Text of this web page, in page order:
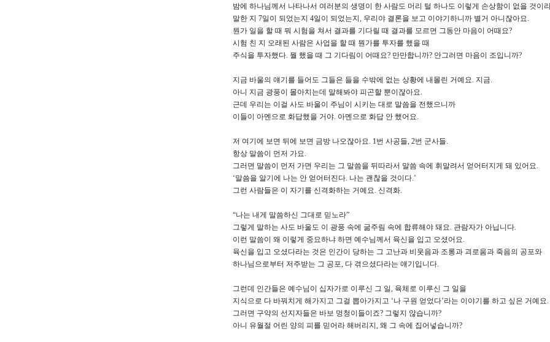
밤에 하나님께서 나타나서 여러분의 생명이 한 사람도 머리 털 하나도 이렇게 손상함이 없을 것이
말한 지 7일이 되었는지 4일이 되었는지, 우리야 결론을 보고 이야기하니까 별거 아니잖아요.
뭔가 일을 할 때 뭐 시험을 쳐서 결과를 기다릴 때 결과를 모르면 그동안 마음이 어때요?
시험 친 지 오래된 사람은 사업을 할 때 뭔가를 투자를 했을 때
주식을 투자했다. 뭘 했을 때 그 기다림이 어때요? 만만합니까? 안그러면 마음이 조입니까?
지금 바울의 얘기를 들어도 그들은 들을 수밖에 없는 상황에 내몰린 거예요. 지금.
아니 지금 광풍이 몰아치는데 말해봐야 피곤할 뿐이잖아요.
근데 우리는 이걸 사도 바울이 주님이 시키는 대로 말씀을 전했으니까
이들이 아멘으로 화답했을 거야. 아멘으로 화답 안 했어요.
저 여기에 보면 뒤에 보면 금방 나오잖아요. 1번 사공들, 2번 군사들.
항상 말씀이 먼저 가요.
그러면 말씀이 먼저 가면 우리는 그 말씀을 뒤따라서 말씀 속에 휘말려서 얻어터지게 돼 있어요.
‘말씀을 알기에 나는 안 얻어터진다. 나는 괜찮을 것이다.’
그런 사람들은 이 자기를 신격화하는 거예요. 신격화.
“나는 내게 말씀하신 그대로 믿노라”
그렇게 말하는 사도 바울도 이 광풍 속에 굶주림 속에 합류해야 돼요. 관람자가 아닙니다.
이런 말씀이 왜 이렇게 중요하냐 하면 예수님께서 육신을 입고 오셨어요.
육신을 입고 오셨다라는 것은 인간이 당하는 그 고난과 비웃음과 조롱과 괴로움과 죽음의 공포와
하나님으로부터 저주받는 그 공포, 다 겪으셨다라는 얘기입니다.
그런데 인간들은 예수님이 십자가로 이루신 그 일, 육체로 이루신 그 일을
지식으로 다 바꿔치게 해가지고 그걸 뽑아가지고 ‘나 구원 얻었다’라는 이야기를 하고 싶은 거예요.
그러면 구약의 선지자들은 바보 멍청이들이죠? 그렇지 않습니까?
아니 유월절 어린 양의 피를 믿어라 해버리지, 왜 그 속에 집어넣습니까?